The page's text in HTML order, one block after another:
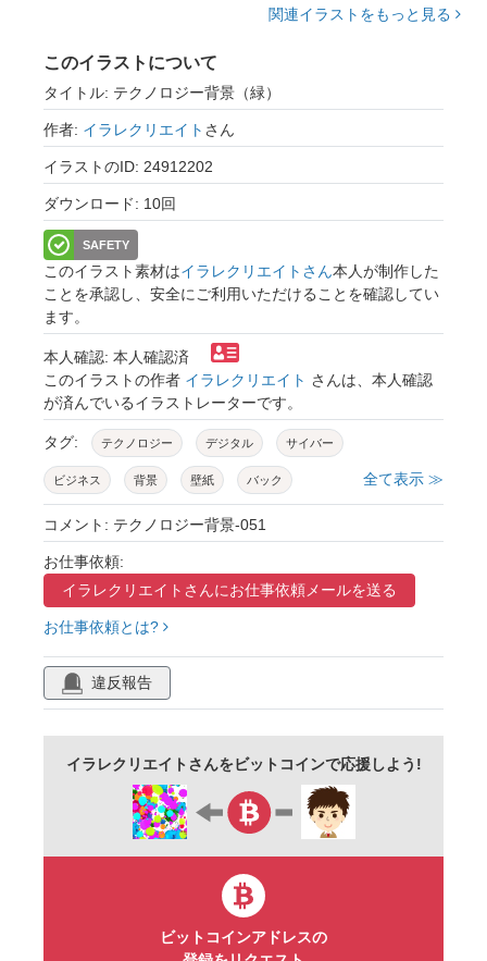
関連イラストをもっと見る
このイラストについて
タイトル: テクノロジー背景（緑）
作者: イラレクリエイト さん
イラストのID: 24912202
ダウンロード: 10回
SAFETY
このイラスト素材はイラレクリエイトさん本人が制作した
ことを承認し、安全にご利用いただけることを確認してい
ます。
本人確認: 本人確認済
このイラストの作者 イラレクリエイト さんは、本人確認
が済んでいるイラストレーターです。
タグ: テクノロジー デジタル サイバー
ビジネス 背景 壁紙 バック
テクスチャ かっこいい クール
グリーン
全て表示 ≫
コメント: テクノロジー背景-051
お仕事依頼:
イラレクリエイトさんにお仕事依頼メールを送る
お仕事依頼とは?
違反報告
イラレクリエイトさんをビットコインで応援しよう!
ビットコインアドレスの